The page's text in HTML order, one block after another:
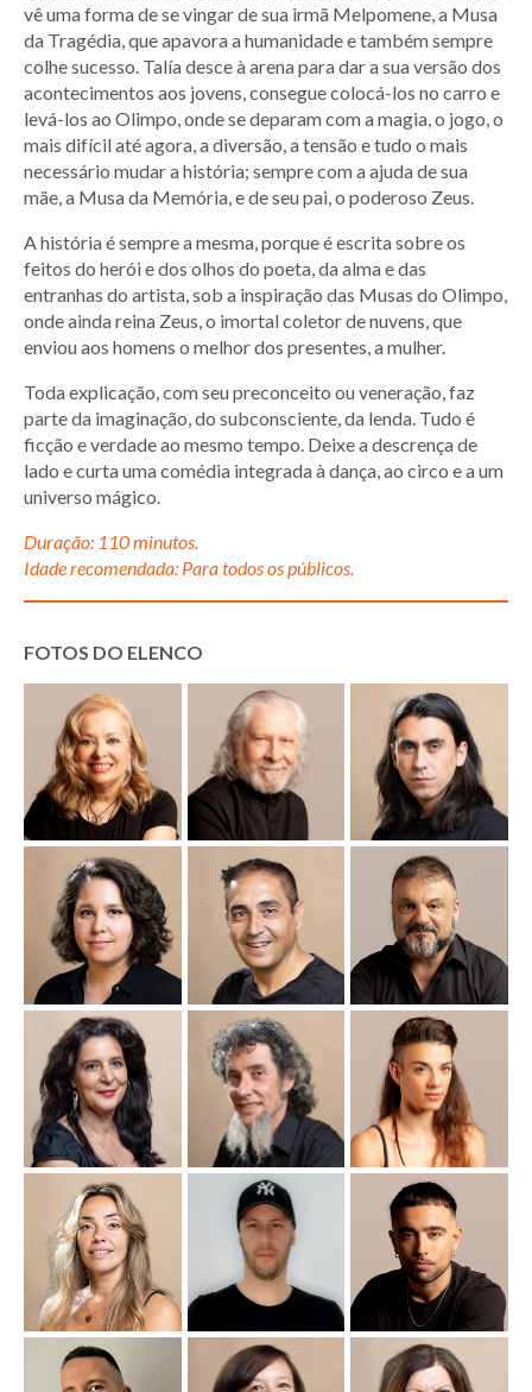
vê uma forma de se vingar de sua irmã Melpomene, a Musa
da Tragédia, que apavora a humanidade e também sempre
colhe sucesso. Talía desce à arena para dar a sua versão dos
acontecimentos aos jovens, consegue colocá-los no carro e
levá-los ao Olimpo, onde se deparam com a magia, o jogo, o
mais difícil até agora, a diversão, a tensão e tudo o mais
necessário mudar a história; sempre com a ajuda de sua
mãe, a Musa da Memória, e de seu pai, o poderoso Zeus.
A história é sempre a mesma, porque é escrita sobre os
feitos do herói e dos olhos do poeta, da alma e das
entranhas do artista, sob a inspiração das Musas do Olimpo,
onde ainda reina Zeus, o imortal coletor de nuvens, que
enviou aos homens o melhor dos presentes, a mulher.
Toda explicação, com seu preconceito ou veneração, faz
parte da imaginação, do subconsciente, da lenda. Tudo é
ficção e verdade ao mesmo tempo. Deixe a descrença de
lado e curta uma comédia integrada à dança, ao circo e a um
universo mágico.
Duração: 110 minutos.
Idade recomendada: Para todos os públicos.
FOTOS DO ELENCO